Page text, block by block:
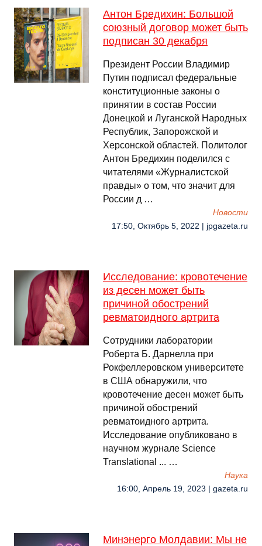
Антон Бредихин: Большой
союзный договор может быть
подписан 30 декабря
Президент России Владимир
Путин подписал федеральные
конституционные законы о
принятии в состав России
Донецкой и Луганской Народных
Республик, Запорожской и
Херсонской областей. Политолог
Антон Бредихин поделился с
читателями «Журналистской
правды» о том, что значит для
России д …
Новости
17:50, Октябрь 5, 2022 | jpgazeta.ru
Исследование: кровотечение
из десен может быть
причиной обострений
ревматоидного артрита
Сотрудники лаборатории
Роберта Б. Дарнелла при
Рокфеллеровском университете
в США обнаружили, что
кровотечение десен может быть
причиной обострений
ревматоидного артрита.
Исследование опубликовано в
научном журнале Science
Translational ... …
Наука
16:00, Апрель 19, 2023 | gazeta.ru
Минэнерго Молдавии: Мы не